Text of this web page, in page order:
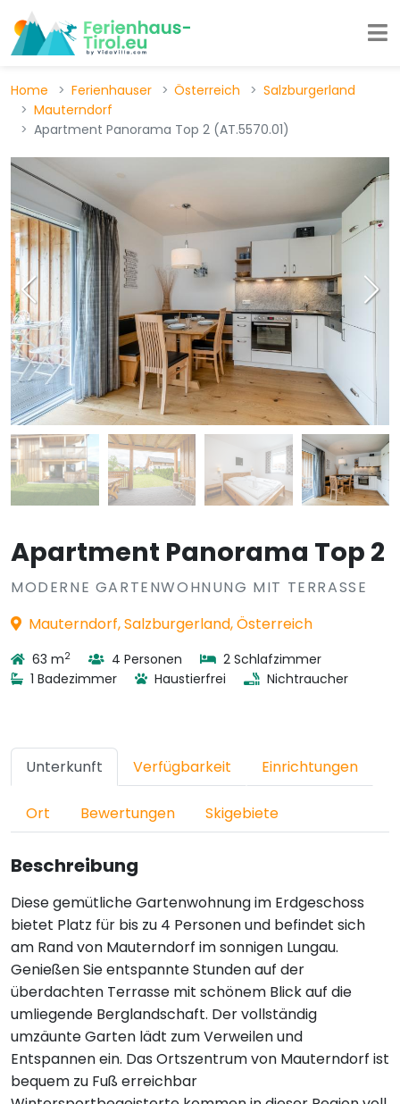
Home Ferienhauser Österreich
Salzburgerland
Mauterndorf
Apartment Panorama Top 2 (AT.5570.01)
Apartment Panorama Top 2
MODERNE GARTENWOHNUNG MIT TERRASSE
Mauterndorf, Salzburgerland, Österreich
63 m2 4 Personen
2 Schlafzimmer
1 Badezimmer
Haustierfrei Nichtraucher
Unterkunft Verfügbarkeit Einrichtungen
Ort Bewertungen Skigebiete
Beschreibung
Diese gemütliche Gartenwohnung im Erdgeschoss
bietet Platz für bis zu 4 Personen und befindet sich
am Rand von Mauterndorf im sonnigen Lungau.
Genießen Sie entspannte Stunden auf der
überdachten Terrasse mit schönem Blick auf die
umliegende Berglandschaft. Der vollständig
umzäunte Garten lädt zum Verweilen und
Entspannen ein. Das Ortszentrum von Mauterndorf ist
bequem zu Fuß erreichbar